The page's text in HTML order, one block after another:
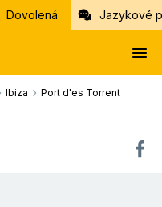
Dovolená Jazykové
Ibiza
Port d'es Torrent